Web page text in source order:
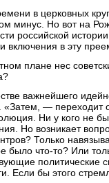
в церковных
минус. Но вот на
российской
включения в эту
плане нес
важнейшего
«Затем, — переходит
Ни у кого не
Но возникает
Только
было что-то? Или
Если бы этого